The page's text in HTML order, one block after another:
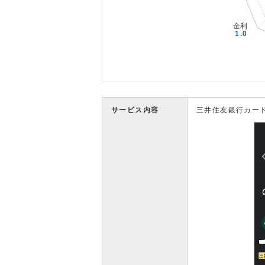
サービス内容 三井住友銀行カー